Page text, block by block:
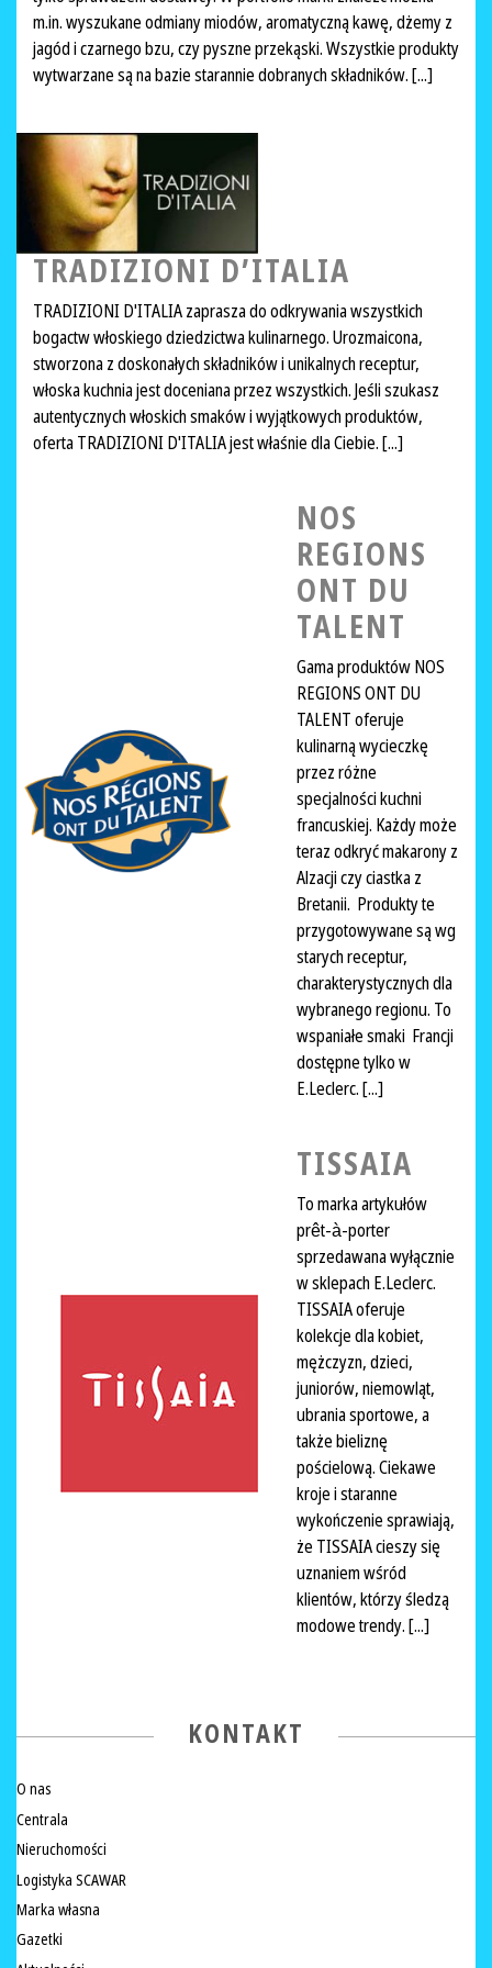
m.in. wyszukane odmiany miodów, aromatyczną kawę, dżemy z
jagód i czarnego bzu, czy pyszne przekąski. Wszystkie produkty
wytwarzane są na bazie starannie dobranych składników. [...]
TRADIZIONI D’ITALIA
TRADIZIONI D'ITALIA zaprasza do odkrywania wszystkich
bogactw włoskiego dziedzictwa kulinarnego. Urozmaicona,
stworzona z doskonałych składników i unikalnych receptur,
włoska kuchnia jest doceniana przez wszystkich. Jeśli szukasz
autentycznych włoskich smaków i wyjątkowych produktów,
oferta TRADIZIONI D'ITALIA jest właśnie dla Ciebie. [...]
NOS
REGIONS
ONT DU
TALENT
Gama produktów NOS
REGIONS ONT DU
TALENT oferuje
kulinarną wycieczkę
przez różne
specjalności kuchni
francuskiej. Każdy może
teraz odkryć makarony z
Alzacji czy ciastka z
Bretanii. Produkty te
przygotowywane są wg
starych receptur,
charakterystycznych dla
wybranego regionu. To
wspaniałe smaki Francji
dostępne tylko w
E.Leclerc. [...]
TISSAIA
To marka artykułów
prêt-à-porter
sprzedawana wyłącznie
w sklepach E.Leclerc.
TISSAIA oferuje
kolekcje dla kobiet,
mężczyzn, dzieci,
juniorów, niemowląt,
ubrania sportowe, a
także bieliznę
pościelową. Ciekawe
kroje i staranne
wykończenie sprawiają,
że TISSAIA cieszy się
uznaniem wśród
klientów, którzy śledzą
modowe trendy. [...]
KONTAKT
O nas
Centrala
Nieruchomości
Logistyka SCAWAR
Marka własna
Gazetki